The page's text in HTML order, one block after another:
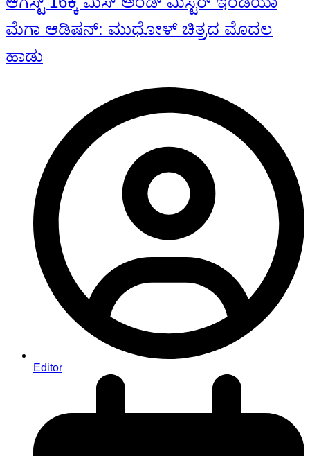
ಮೆಗಾ ಆಡಿಷನ್: ಮುಧೋಳ್ ಚಿತ್ರದ ಮೊದಲ
ಹಾಡು
Editor